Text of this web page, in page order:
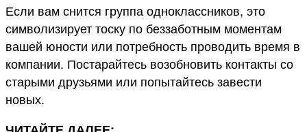
Если вам снится группа одноклассников, это
символизирует тоску по беззаботным моментам
вашей юности или потребность проводить время в
компании. Постарайтесь возобновить контакты со
старыми друзьями или попытайтесь завести
новых.